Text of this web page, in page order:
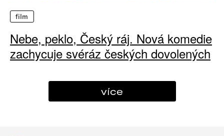
film
Nebe, peklo, Český ráj. Nová komedie
zachycuje svéráz českých dovolených
více